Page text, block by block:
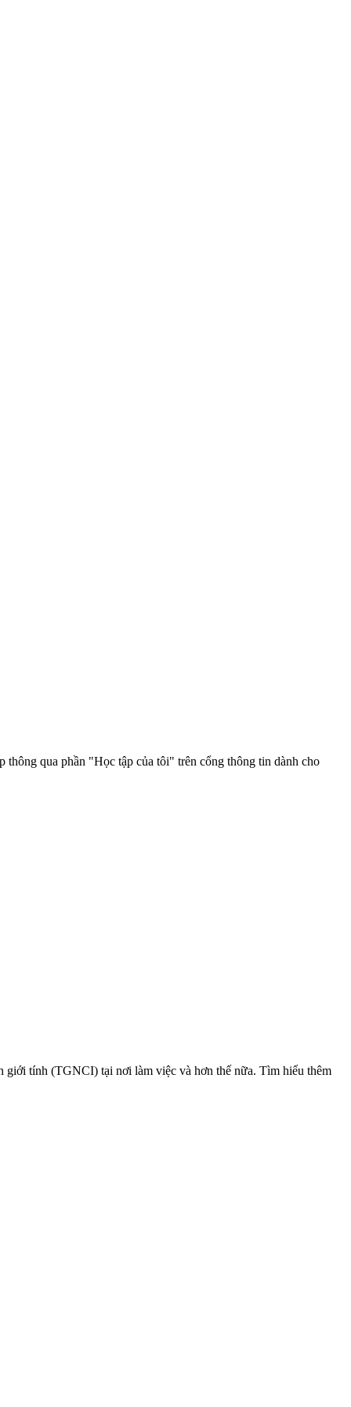
thông qua phần "Học tập của tôi" trên cổng thông tin dành cho
giới tính (TGNCI) tại nơi làm việc và hơn thế nữa. Tìm hiểu thêm